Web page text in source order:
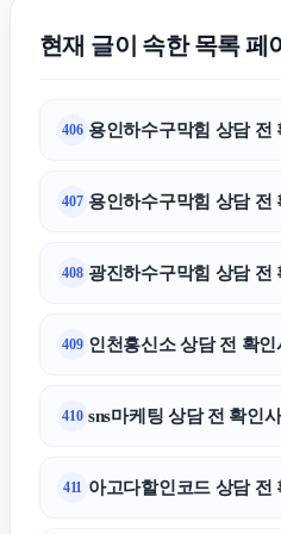
현재 글이 속한 목록 페
406 용인하수구막힘 상담 전
407 용인하수구막힘 상담 전
408 광진하수구막힘 상담 전
409 인천흥신소 상담 전 확
410 sns마케팅 상담 전 확인
411 아고다할인코드 상담 전